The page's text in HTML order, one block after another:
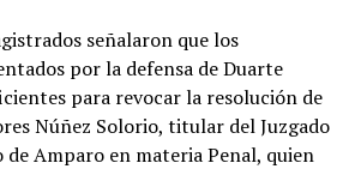
señalaron que los
por la defensa de Duarte
para revocar la resolución de
Núñez Solorio, titular del Juzgado
Amparo en materia Penal, quien